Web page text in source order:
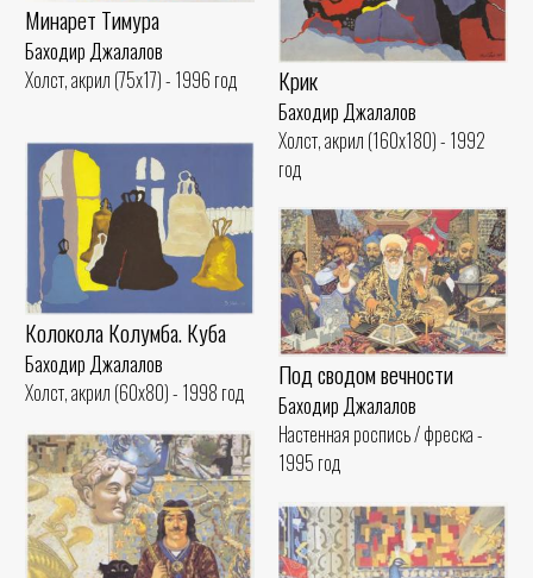
Минарет Тимура
Баходир Джалалов
Холст, акрил (75x17) - 1996 год
Крик
Баходир Джалалов
Холст, акрил (160x180) - 1992
год
Колокола Колумба. Куба
Баходир Джалалов
Холст, акрил (60x80) - 1998 год
Под сводом вечности
Баходир Джалалов
Настенная роспись / фреска -
1995 год